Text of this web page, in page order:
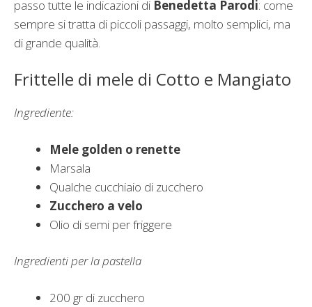
passo tutte le indicazioni di Benedetta Parodi: come
sempre si tratta di piccoli passaggi, molto semplici, ma
di grande qualità.
Frittelle di mele di Cotto e Mangiato
Ingrediente:
Mele golden o renette
Marsala
Qualche cucchiaio di zucchero
Zucchero a velo
Olio di semi per friggere
Ingredienti per la pastella
200 gr di zucchero